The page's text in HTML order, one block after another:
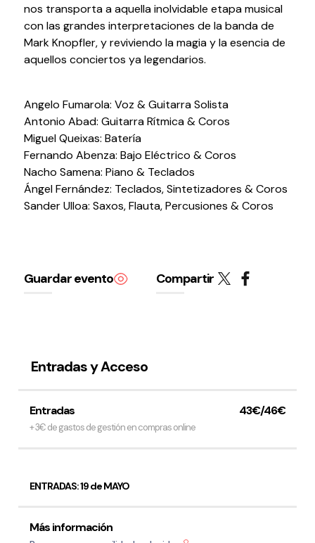
Política de privacidad y Aviso Legal Cookies
Accesibilidad
web
nos transporta a aquella inolvidable etapa musical
con las grandes interpretaciones de la banda de
Mark Knopfler, y reviviendo la magia y la esencia de
aquellos conciertos ya legendarios.
Angelo Fumarola: Voz & Guitarra Solista
Antonio Abad: Guitarra Rítmica & Coros
Miguel Queixas: Batería
Fernando Abenza: Bajo Eléctrico & Coros
Nacho Samena: Piano & Teclados
Ángel Fernández: Teclados, Sintetizadores & Coros
Sander Ulloa: Saxos, Flauta, Percusiones & Coros
Guardar evento Compartir
Entradas y Acceso
Entradas 43€/46€
+ 3€ de gastos de gestión en compras online
ENTRADAS: 19 de MAYO
Más información